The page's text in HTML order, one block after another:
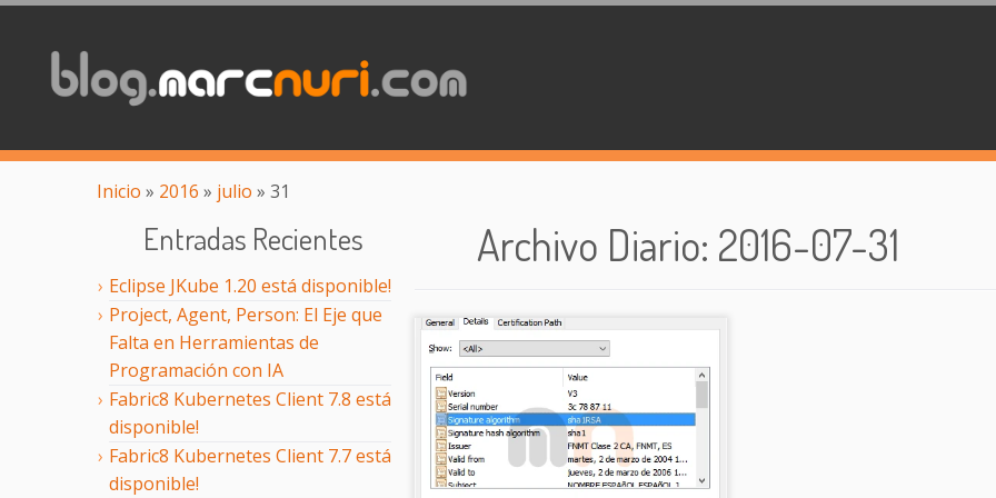
Inicio » 2016 » julio » 31
Entradas Recientes
Eclipse JKube 1.20 está disponible!
Project, Agent, Person: El Eje que
Falta en Herramientas de
Programación con IA
Fabric8 Kubernetes Client 7.8 está
disponible!
Fabric8 Kubernetes Client 7.7 está
disponible!
Archivo Diario: 2016-07-31